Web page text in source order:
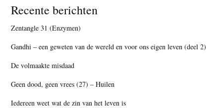
Recente berichten
Zentangle 31 (Enzymen)
Gandhi – een geweten van de wereld en voor ons eigen leven (deel 2)
De volmaakte misdaad
Geen dood, geen vrees (27) – Huilen
Iedereen weet wat de zin van het leven is